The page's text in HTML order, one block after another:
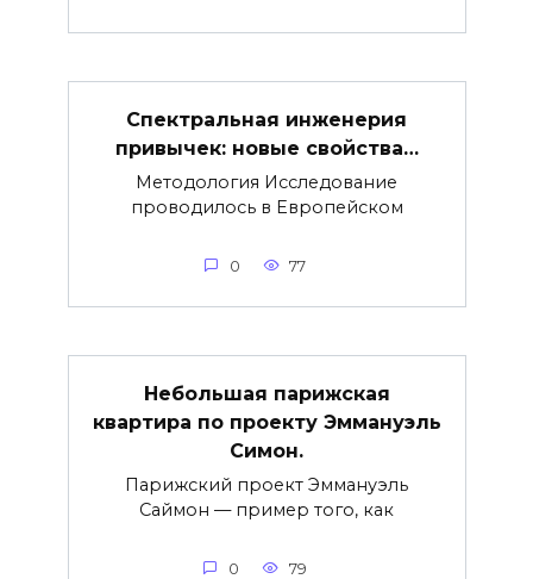
Спектральная инженерия
привычек: новые свойства…
Методология Исследование
проводилось в Европейском
0 77
Небольшая парижская
квартира по проекту Эммануэль
Симон.
Парижский проект Эммануэль
Саймон — пример того, как
0 79